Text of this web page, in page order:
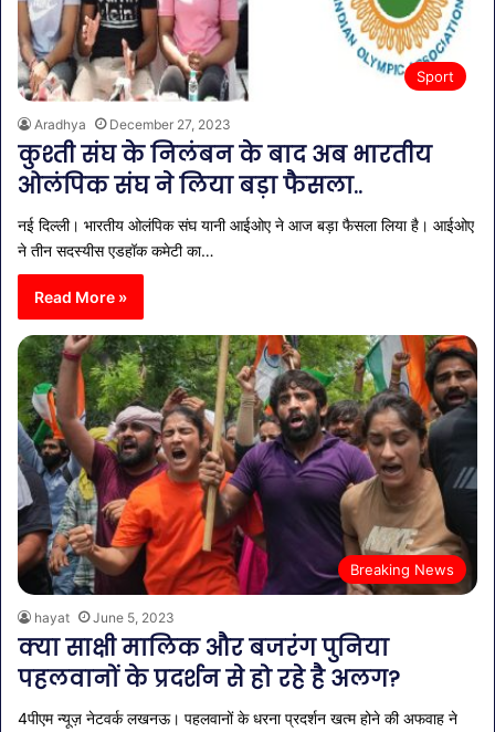
Sport
Aradhya December 27, 2023
कुश्ती संघ के निलंबन के बाद अब भारतीय
ओलंपिक संघ ने लिया बड़ा फैसला..
नई दिल्ली। भारतीय ओलंपिक संघ यानी आईओए ने आज बड़ा फैसला लिया है। आईओए
ने तीन सदस्यीस एडहॉक कमेटी का…
Read More »
Breaking News
hayat June 5, 2023
क्या साक्षी मालिक और बजरंग पुनिया
पहलवानों के प्रदर्शन से हो रहे है अलग?
4पीएम न्यूज़ नेटवर्क लखनऊ। पहलवानों के धरना प्रदर्शन खत्म होने की अफवाह ने